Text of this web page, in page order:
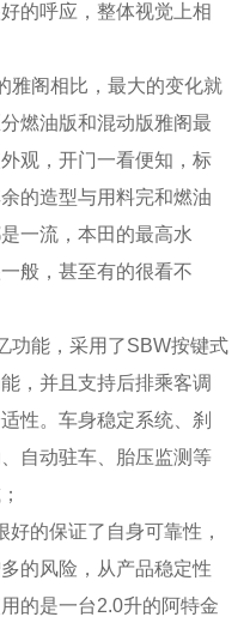
的呼应，整体视觉上相
雅阁相比，最大的变化就
燃油版和混动版雅阁最
观，开门一看便知，标
的造型与用料完和燃油
一流，本田的最高水
般，甚至有的很看不
功能，采用了SBW按键式
，并且支持后排乘客调
性。车身稳定系统、刹
自动驻车、胎压监测等
的保证了自身可靠性，
的风险，从产品稳定性
的是一台2.0升的阿特金